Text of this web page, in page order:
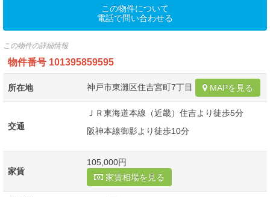
この物件について
電話で問い合わせる
この物件の詳細情報
物件番号 101395859595
所在地 神戸市東灘区住吉宮町7丁目 MAPを見る
交通
ＪＲ東海道本線（近畿）住吉より徒歩5分
阪神本線御影より徒歩10分
家賃
105,000円
家賃相場を見る